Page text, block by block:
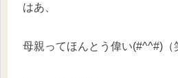
はあ、
母親ってほんとう偉い(#^^#)（